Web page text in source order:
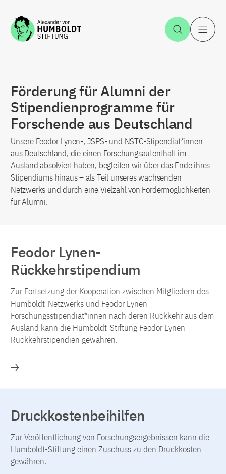
Zum Inhalt springen Suche
Förderung für Alumni der
Stipendienprogramme für
Forschende aus Deutschland
Unsere Feodor Lynen-, JSPS- und NSTC-Stipendiat*innen
aus Deutschland, die einen Forschungsaufenthalt im
Ausland absolviert haben, begleiten wir über das Ende ihres
Stipendiums hinaus – als Teil unseres wachsenden
Netzwerks und durch eine Vielzahl von Fördermöglichkeiten
für Alumni.
Feodor Lynen-
Rückkehrstipendium
Zur Fortsetzung der Kooperation zwischen Mitgliedern des
Humboldt-Netzwerks und Feodor Lynen-
Forschungsstipendiat*innen nach deren Rückkehr aus dem
Ausland kann die Humboldt-Stiftung Feodor Lynen-
Rückkehrstipendien gewähren.
Druckkostenbeihilfen
Zur Veröffentlichung von Forschungsergebnissen kann die
Humboldt-Stiftung einen Zuschuss zu den Druckkosten
gewähren.